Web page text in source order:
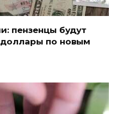
пензенцы будут
по новым